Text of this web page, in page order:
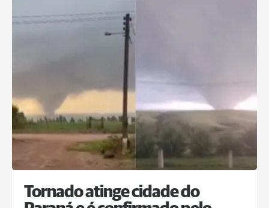
Tornado atinge cidade do